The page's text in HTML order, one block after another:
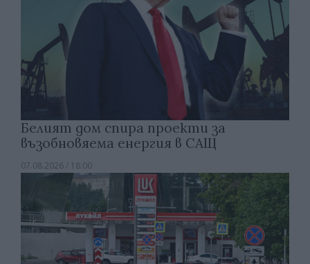
Белият дом спира проекти за
възобновяема енергия в САЩ
07.08.2026 / 18:00